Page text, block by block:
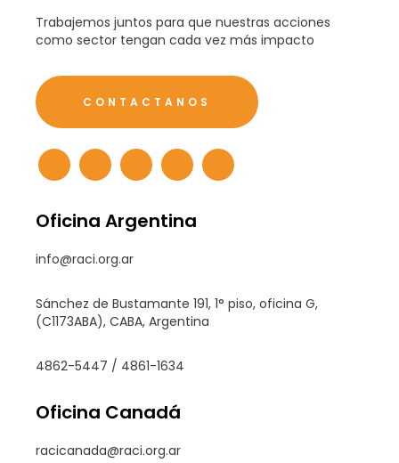
Trabajemos juntos para que nuestras acciones
como sector tengan cada vez más impacto
CONTACTANOS
Oficina Argentina
info@raci.org.ar
Sánchez de Bustamante 191, 1° piso, oficina G,
(C1173ABA), CABA, Argentina
4862-5447 / 4861-1634
Oficina Canadá
racicanada@raci.org.ar